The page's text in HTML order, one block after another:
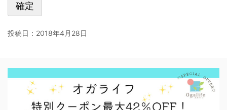
投稿日： 2018年4月28日